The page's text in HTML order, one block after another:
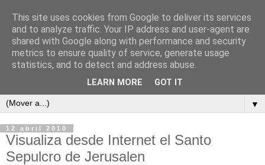
ContraCorriente
▼
12 abril 2010
Visualiza desde Internet el Santo
Sepulcro de Jerusalen
This site uses cookies from Google to deliver its services
and to analyze traffic. Your IP address and user-agent are
shared with Google along with performance and security
metrics to ensure quality of service, generate usage
statistics, and to detect and address abuse.
LEARN MORE GOT IT